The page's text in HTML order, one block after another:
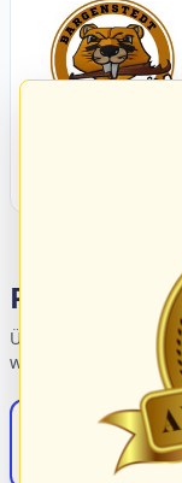
Übersicht der
weiterführende
S/HBV-
Der